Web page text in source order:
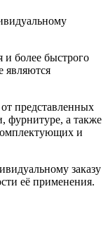
и более быстрого
являются
представленных
фурнитуре, а также
и
заказу
её применения.